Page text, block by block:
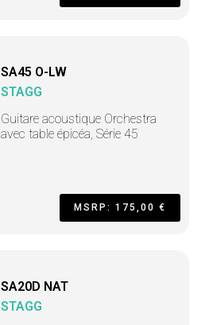
SA45 O-LW
STAGG
Guitare acoustique Orchestra
avec table épicéa, Série 45
MSRP: 175,00 €
SA20D NAT
STAGG